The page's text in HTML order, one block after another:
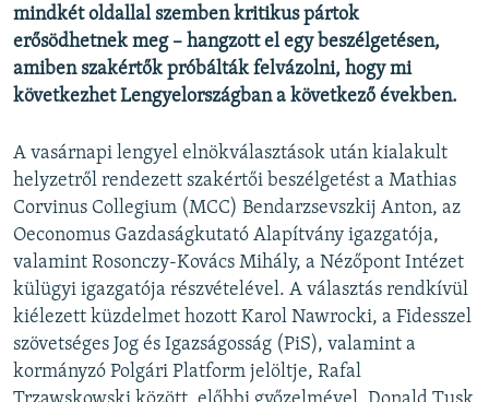
mindkét oldallal szemben kritikus pártok
erősödhetnek meg – hangzott el egy beszélgetésen,
amiben szakértők próbálták felvázolni, hogy mi
következhet Lengyelországban a következő években.
A vasárnapi lengyel elnökválasztások után kialakult
helyzetről rendezett szakértői beszélgetést a Mathias
Corvinus Collegium (MCC) Bendarzsevszkij Anton, az
Oeconomus Gazdaságkutató Alapítvány igazgatója,
valamint Rosonczy-Kovács Mihály, a Nézőpont Intézet
külügyi igazgatója részvételével. A választás rendkívül
kiélezett küzdelmet hozott Karol Nawrocki, a Fidesszel
szövetséges Jog és Igazságosság (PiS), valamint a
kormányzó Polgári Platform jelöltje, Rafal